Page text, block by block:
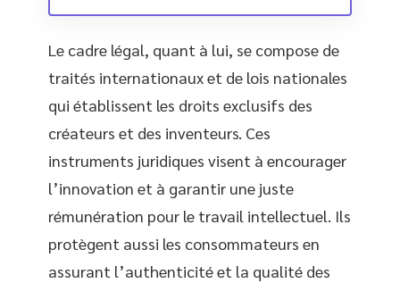
Le cadre légal, quant à lui, se compose de
traités internationaux et de lois nationales
qui établissent les droits exclusifs des
créateurs et des inventeurs. Ces
instruments juridiques visent à encourager
l’innovation et à garantir une juste
rémunération pour le travail intellectuel. Ils
protègent aussi les consommateurs en
assurant l’authenticité et la qualité des